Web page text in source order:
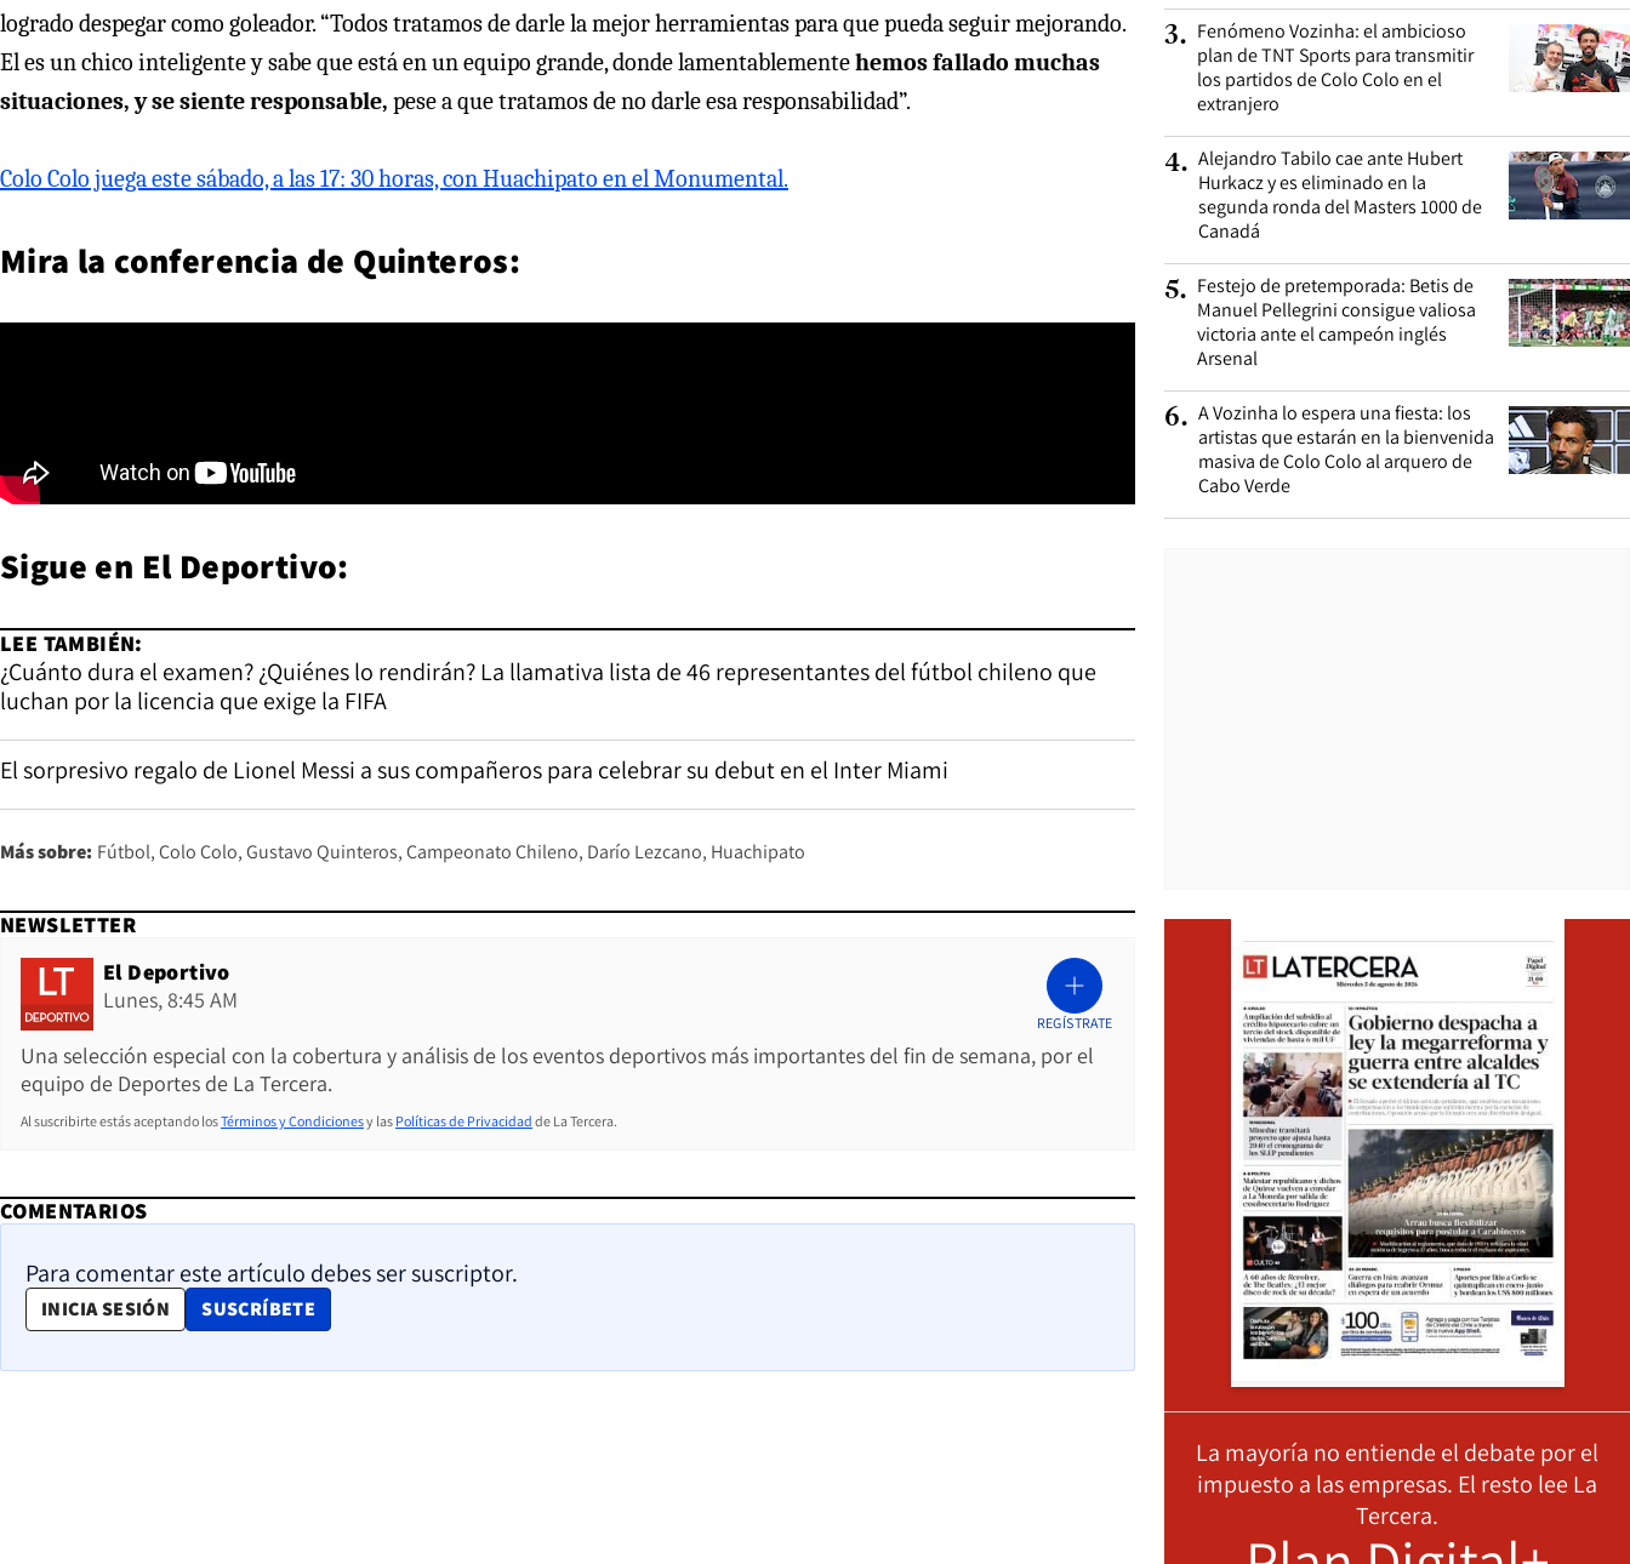
logrado despegar como goleador. “Todos tratamos de darle la mejor herramientas para que pueda seguir mejorando.
El es un chico inteligente y sabe que está en un equipo grande, donde lamentablementehemos fallado muchas
situaciones, y se siente responsable, pese a que tratamos de no darle esa responsabilidad”.
Colo Colo juega este sábado, a las 17: 30 horas, con Huachipato en el Monumental.
Mira la conferencia de Quinteros:
Sigue en El Deportivo:
LEE TAMBIÉN:
¿Cuánto dura el examen? ¿Quiénes lo rendirán? La llamativa lista de 46 representantes del fútbol chileno que
luchan por la licencia que exige la FIFA
El sorpresivo regalo de Lionel Messi a sus compañeros para celebrar su debut en el Inter Miami
Más sobre: Fútbol Colo Colo Gustavo Quinteros Campeonato Chileno Darío Lezcano Huachipato
NEWSLETTER
El Deportivo
Lunes, 8:45 AM
Una selección especial con la cobertura y análisis de los eventos deportivos más importantes del fin de semana, por el
equipo de Deportes de La Tercera.
REGÍSTRATE
Al suscribirte estás aceptando losTérminos y Condicionesy las Políticas de Privacidad de La Tercera.
COMENTARIOS
Para comentar este artículo debes ser suscriptor.
INICIA SESIÓN SUSCRÍBETE
OPENS IN NEW WINDOW
3. Fenómeno Vozinha: el ambicioso
plan de TNT Sports para transmitir
los partidos de Colo Colo en el
extranjero
4. Alejandro Tabilo cae ante Hubert
Hurkacz y es eliminado en la
segunda ronda del Masters 1000 de
Canadá
5. Festejo de pretemporada: Betis de
Manuel Pellegrini consigue valiosa
victoria ante el campeón inglés
Arsenal
6. A Vozinha lo espera una fiesta: los
artistas que estarán en la bienvenida
masiva de Colo Colo al arquero de
Cabo Verde
La mayoría no entiende el debate por el
impuesto a las empresas. El resto lee La
Tercera.